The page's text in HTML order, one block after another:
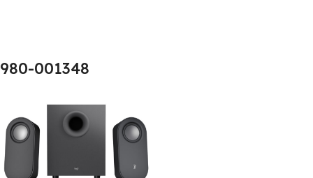
980-001348